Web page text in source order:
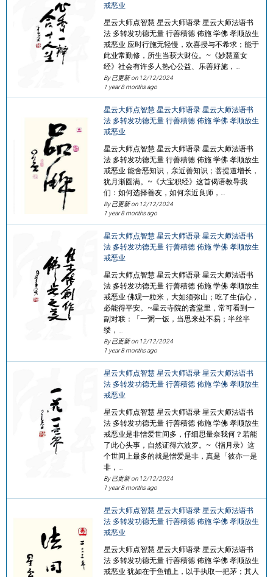
戒恶业
星云大师点智慧 星云大师语录 星云大师法语书
法 多转发功德无量 行善積德 佈施 学佛 孝顺放生
戒恶业 应时行施无轻慢，欢喜授与不希求；能于
此业常勤修，所生当获大财位。~《妙慧童女
经》社会有许多人热心公益、乐善好施，…
By 已更新 on 12/12/2024
1 year 8 months ago
星云大师点智慧 星云大师语录 星云大师法语书
法 多转发功德无量 行善積德 佈施 学佛 孝顺放生
戒恶业
星云大师点智慧 星云大师语录 星云大师法语书
法 多转发功德无量 行善積德 佈施 学佛 孝顺放生
戒恶业 能舍恶知识，亲近善知识；菩提道增长，
犹月渐圆满。~《大宝积经》这首偈语教导我
们：如何选择善友，如何亲近良师，…
By 已更新 on 12/12/2024
1 year 8 months ago
星云大师点智慧 星云大师语录 星云大师法语书
法 多转发功德无量 行善積德 佈施 学佛 孝顺放生
戒恶业
星云大师点智慧 星云大师语录 星云大师法语书
法 多转发功德无量 行善積德 佈施 学佛 孝顺放生
戒恶业 佛观一粒米，大如须弥山；吃了生信心，
必能得平安。~星云寺院的斋堂里，常可看到一
副对联：「一粥一饭，当思来处不易；半丝半
缕，…
By 已更新 on 12/12/2024
1 year 8 months ago
星云大师点智慧 星云大师语录 星云大师法语书
法 多转发功德无量 行善積德 佈施 学佛 孝顺放生
戒恶业
星云大师点智慧 星云大师语录 星云大师法语书
法 多转发功德无量 行善積德 佈施 学佛 孝顺放生
戒恶业是非憎爱世间多，仔细思量奈我何？若能
了此心头事，自然证得六波罗。~《指月录》这
个世间上最多的就是憎爱是非，真是「彼亦一是
非，…
By 已更新 on 12/12/2024
1 year 8 months ago
星云大师点智慧 星云大师语录 星云大师法语书
法 多转发功德无量 行善積德 佈施 学佛 孝顺放生
戒恶业
星云大师点智慧 星云大师语录 星云大师法语书
法 多转发功德无量 行善積德 佈施 学佛 孝顺放生
戒恶业 犹如在于鱼铺上，以手执取一把茅；其人